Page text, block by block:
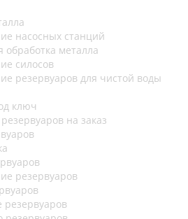
насосных станций
обработка металла
силосов
резервуаров для чистой воды
ключ
на заказ
резервуаров
резервуаров